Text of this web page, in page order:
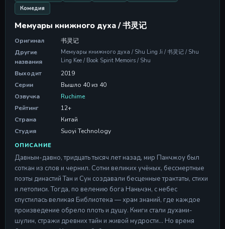
09 May 2026
Серия 13
09 May 2026
Серия 14
Серия 14
Серия 15
Серия 15
Серия 16
Серия 16
09 May 2026
Серия 17
09 May 2026
Комедия
Мемуары книжного духа / 书灵记
Оригинал
书灵记
Другие
названия
Мемуары книжного духа / Shu Ling Ji / 书灵记 / Shu
Ling Kee / Book Spirit Memoirs / Shu
Выходит
2019
Серии
Вышло 40 из 40
Озвучка
Ruchime
Рейтинг
12+
Страна
Китай
Студия
Suoyi Technology
ОПИСАНИЕ
Давным-давно, тридцать тысяч лет назад, мир Панчжоу был
соткан из слов и чернил. Сотни великих учёных, бессмертные
поэты династий Тан и Сун создавали бесценные трактаты, стихи
и летописи. Тогда, по велению бога Наньчэн, с небес
спустилась великая Библиотека — храм знаний, где каждое
произведение обрело плоть и душу. Книги стали духами-
шулин, стражи древних тайн и живой мудрости... Но время